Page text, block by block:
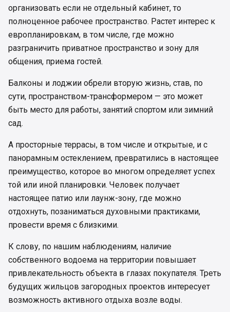
организовать если не отдельный кабинет, то
полноценное рабочее пространство. Растет интерес к
европланировкам, в том числе, где можно
разграничить приватное пространство и зону для
общения, приема гостей.
Балконы и лоджии обрели вторую жизнь, став, по
сути, пространством-трансформером — это может
быть место для работы, занятий спортом или зимний
сад.
А просторные террасы, в том числе и открытые, и с
панорамным остеклением, превратились в настоящее
преимущество, которое во многом определяет успех
той или иной планировки. Человек получает
настоящее патио или лаунж-зону, где можно
отдохнуть, позаниматься духовными практиками,
провести время с близкими.
К слову, по нашим наблюдениям, наличие
собственного водоема на территории повышает
привлекательность объекта в глазах покупателя. Треть
будущих жильцов загородных проектов интересует
возможность активного отдыха возле воды.